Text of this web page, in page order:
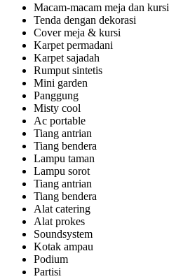
Macam-macam meja dan kursi
Tenda dengan dekorasi
Cover meja & kursi
Karpet permadani
Karpet sajadah
Rumput sintetis
Mini garden
Panggung
Misty cool
Ac portable
Tiang antrian
Tiang bendera
Lampu taman
Lampu sorot
Tiang antrian
Tiang bendera
Alat catering
Alat prokes
Soundsystem
Kotak ampau
Podium
Partisi